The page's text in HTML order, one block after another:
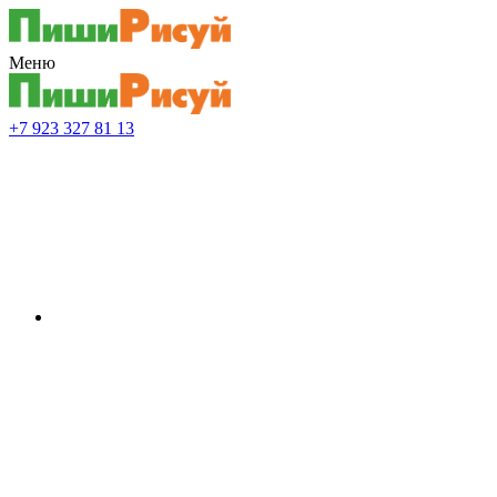
Меню
+7 923 327 81 13